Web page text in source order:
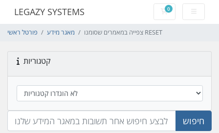
LEGAZY SYSTEMS 0עגלת קניות
פורטל ראשי מאגר מידע צפייה במאמרים שסומנו RESET
קטגוריות
חיפוש